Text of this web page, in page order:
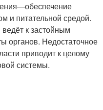
и питательной средой.
к застойным
органов. Недостаточное
приводит к целому
системы.